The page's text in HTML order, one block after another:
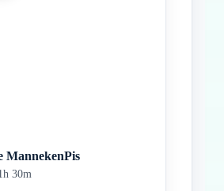
MannekenPis
30m